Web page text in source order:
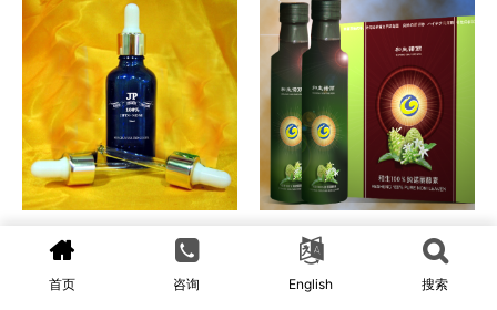
首页 咨询 English 搜索